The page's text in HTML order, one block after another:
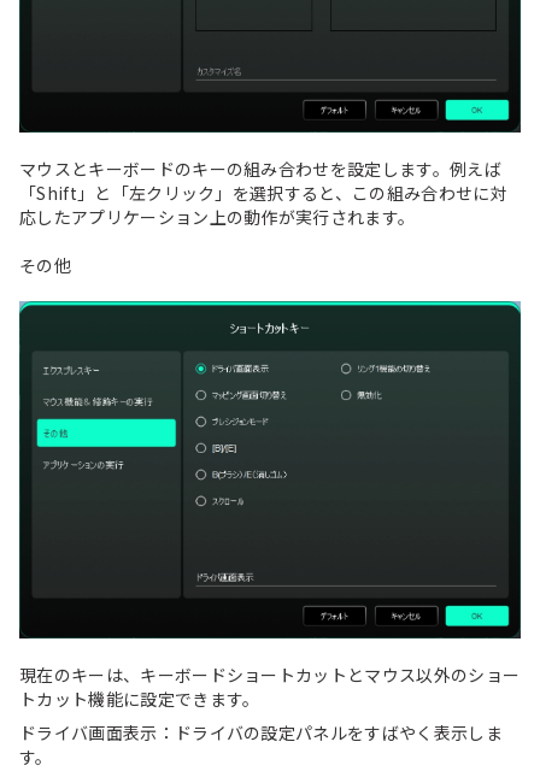
マウスとキーボードのキーの組み合わせを設定します。例えば
「Shift」と「左クリック」を選択すると、この組み合わせに対
応したアプリケーション上の動作が実行されます。
その他
現在のキーは、キーボードショートカットとマウス以外のショー
トカット機能に設定できます。
ドライバ画面表示：ドライバの設定パネルをすばやく表示しま
す。